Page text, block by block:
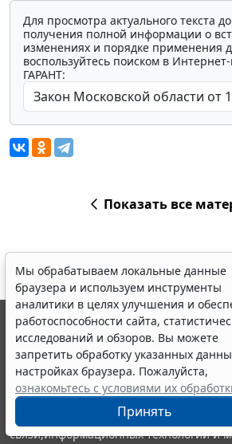
Для просмотра актуального текста
получения полной информации о
изменениях и порядке применения
воспользуйтесь поиском в
ГАРАНТ:
Показать все
Мы обрабатываем локальные данные
браузера и используем инструменты
аналитики в целях улучшения и
работоспособности сайта,
исследований и обзоров. Вы можете
запретить обработку указанных
настройках браузера. Пожалуйста,
ознакомьтесь с условиями их
Принять
© ООО "НПП "ГАРАНТ-СЕРВИС", 2026.
выпускается с 1990 года. Компания
являются участниками Российской
информации ГАРАНТ.
Портал ГАРАНТ.РУ зарегистрирован в
издания Федеральной службой по
связи,информационных технологий и